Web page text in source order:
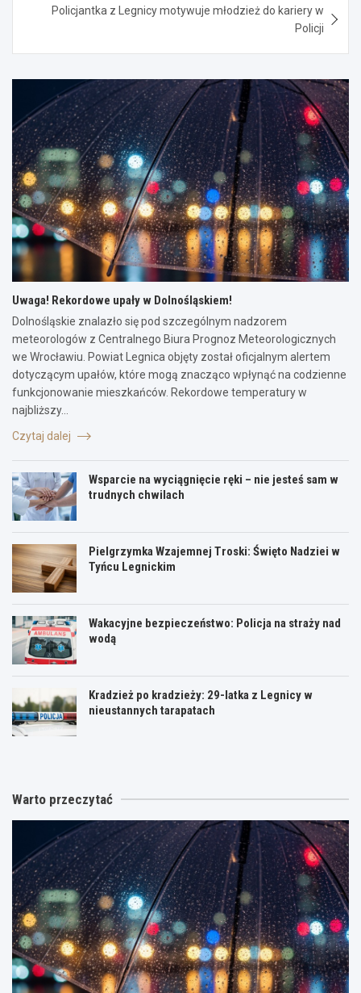
Policjantka z Legnicy motywuje młodzież do kariery w
Policji
Uwaga! Rekordowe upały w Dolnośląskiem!
Dolnośląskie znalazło się pod szczególnym nadzorem
meteorologów z Centralnego Biura Prognoz Meteorologicznych
we Wrocławiu. Powiat Legnica objęty został oficjalnym alertem
dotyczącym upałów, które mogą znacząco wpłynąć na codzienne
funkcjonowanie mieszkańców. Rekordowe temperatury w
najbliższy…
Czytaj dalej
Wsparcie na wyciągnięcie ręki – nie jesteś sam w
trudnych chwilach
Pielgrzymka Wzajemnej Troski: Święto Nadziei w
Tyńcu Legnickim
Wakacyjne bezpieczeństwo: Policja na straży nad
wodą
Kradzież po kradzieży: 29-latka z Legnicy w
nieustannych tarapatach
Warto przeczytać